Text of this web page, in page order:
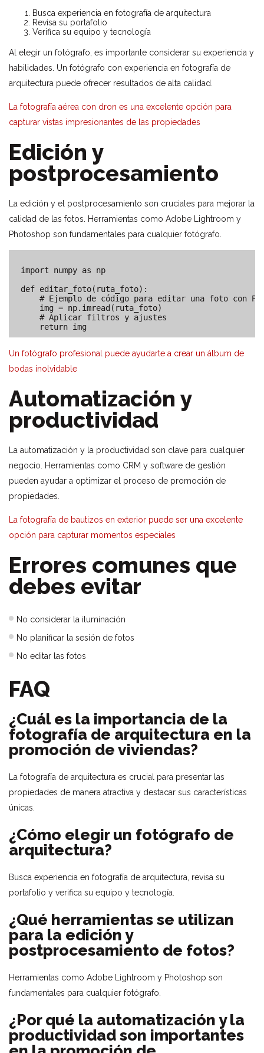
Busca experiencia en fotografía de arquitectura
Revisa su portafolio
Verifica su equipo y tecnología
Al elegir un fotógrafo, es importante considerar su experiencia y
habilidades. Un fotógrafo con experiencia en fotografía de
arquitectura puede ofrecer resultados de alta calidad.
La fotografía aérea con dron es una excelente opción para
capturar vistas impresionantes de las propiedades
Edición y
postprocesamiento
La edición y el postprocesamiento son cruciales para mejorar la
calidad de las fotos. Herramientas como Adobe Lightroom y
Photoshop son fundamentales para cualquier fotógrafo.
import numpy as np
def editar_foto(ruta_foto):
# Ejemplo de código para editar una foto con
    img = np.imread(ruta_foto)
    # Aplicar filtros y ajustes
Un fotógrafo profesional puede ayudarte a crear un álbum de
bodas inolvidable
Automatización y
productividad
La automatización y la productividad son clave para cualquier
negocio. Herramientas como CRM y software de gestión
pueden ayudar a optimizar el proceso de promoción de
propiedades.
La fotografía de bautizos en exterior puede ser una excelente
opción para capturar momentos especiales
Errores comunes que
debes evitar
No considerar la iluminación
No planificar la sesión de fotos
No editar las fotos
FAQ
¿Cuál es la importancia de la
fotografía de arquitectura en la
promoción de viviendas?
La fotografía de arquitectura es crucial para presentar las
propiedades de manera atractiva y destacar sus características
únicas.
¿Cómo elegir un fotógrafo de
arquitectura?
Busca experiencia en fotografía de arquitectura, revisa su
portafolio y verifica su equipo y tecnología.
¿Qué herramientas se utilizan
para la edición y
postprocesamiento de fotos?
Herramientas como Adobe Lightroom y Photoshop son
fundamentales para cualquier fotógrafo.
¿Por qué la automatización y la
productividad son importantes